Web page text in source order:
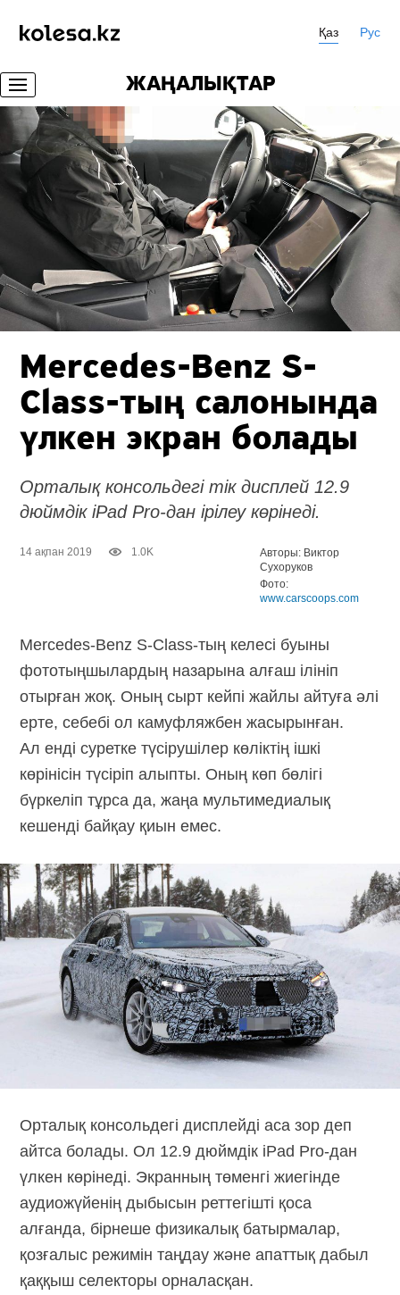
Қаз Рус
ЖАҢАЛЫҚТАР
Mercedes-Benz S-
Class-тың салонында
үлкен экран болады
Орталық консольдегі тік дисплей 12.9
дюймдік iPad Pro-дан ірілеу көрінеді.
14 ақпан 2019 1.0K
Авторы: Виктор
Сухоруков
Фото:
www.carscoops.com
Mercedes-Benz S-Class-тың келесі буыны
фототыңшылардың назарына алғаш ілініп
отырған жоқ. Оның сырт кейпі жайлы айтуға әлі
ерте, себебі ол камуфляжбен жасырынған.
Ал енді суретке түсірушілер көліктің ішкі
көрінісін түсіріп алыпты. Оның көп бөлігі
бүркеліп тұрса да, жаңа мультимедиалық
кешенді байқау қиын емес.
Орталық консольдегі дисплейді аса зор деп
айтса болады. Ол 12.9 дюймдік iPad Pro-дан
үлкен көрінеді. Экранның төменгі жиегінде
аудиожүйенің дыбысын реттегішті қоса
алғанда, бірнеше физикалық батырмалар,
қозғалыс режимін таңдау және апаттық дабыл
қаққыш селекторы орналасқан.